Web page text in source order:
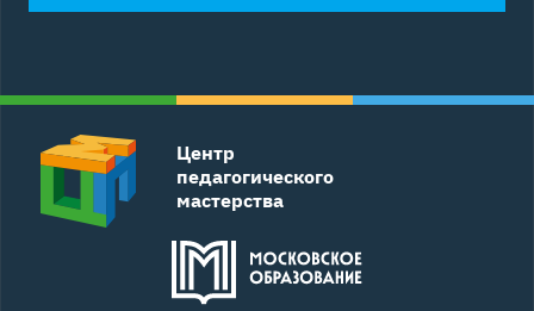
Центр
педагогического
мастерства